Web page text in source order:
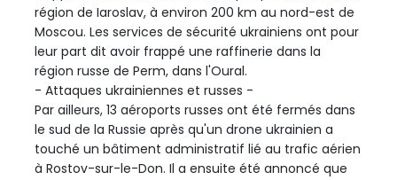
région de Iaroslav, à environ 200 km au nord-est de
Moscou. Les services de sécurité ukrainiens ont pour
leur part dit avoir frappé une raffinerie dans la
région russe de Perm, dans l'Oural.
- Attaques ukrainiennes et russes -
Par ailleurs, 13 aéroports russes ont été fermés dans
le sud de la Russie après qu'un drone ukrainien a
touché un bâtiment administratif lié au trafic aérien
à Rostov-sur-le-Don. Il a ensuite été annoncé que